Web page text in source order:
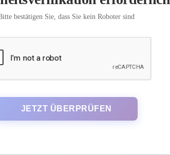
bestätigen Sie, dass Sie kein Roboter sind